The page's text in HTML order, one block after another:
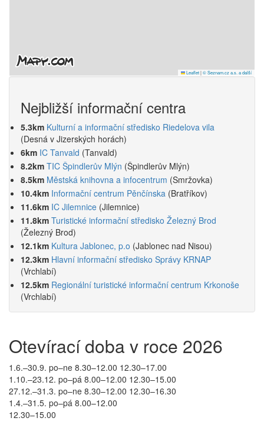
Leaflet|© Seznam.cz a.s. a další
Nejbližší informační centra
5.3km Kulturní a informační středisko Riedelova vila
(Desná v Jizerských horách)
6km IC Tanvald (Tanvald)
8.2km TIC Špindlerův Mlýn (Špindlerův Mlýn)
8.5km Městská knihovna a infocentrum (Smržovka)
10.4km Informační centrum Pěnčínska (Bratříkov)
11.6km IC Jilemnice (Jilemnice)
11.8km Turistické informační středisko Železný Brod
(Železný Brod)
12.1km Kultura Jablonec, p.o (Jablonec nad Nisou)
12.3km Hlavní informační středisko Správy KRNAP
(Vrchlabí)
12.5km Regionální turistické informační centrum Krkonoše
(Vrchlabí)
Otevírací doba v roce 2026
1.6.–30.9. po–ne 8.30–12.00 12.30–17.00
1.10.–23.12. po–pá 8.00–12.00 12.30–15.00
27.12.–31.3. po–ne 8.30–12.00 12.30–16.30
1.4.–31.5. po–pá 8.00–12.00
12.30–15.00